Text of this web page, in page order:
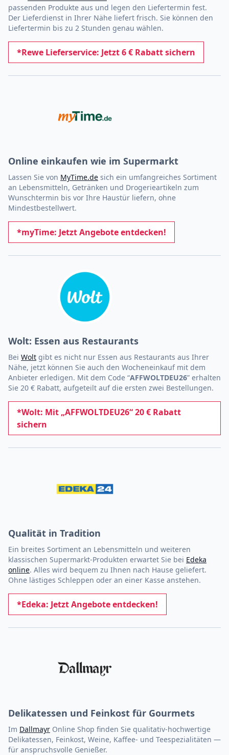
passenden Produkte aus und legen den Liefertermin fest.
Der Lieferdienst in Ihrer Nähe liefert frisch. Sie können den
Liefertermin bis zu 2 Stunden genau wählen.
*Rewe Lieferservice: Jetzt 6 € Rabatt sichern
Online einkaufen wie im Supermarkt
Lassen Sie von MyTime.de sich ein umfangreiches Sortiment
an Lebensmitteln, Getränken und Drogerieartikeln zum
Wunschtermin bis vor Ihre Haustür liefern, ohne
Mindestbestellwert.
*myTime: Jetzt Angebote entdecken!
Wolt: Essen aus Restaurants
Bei Wolt gibt es nicht nur Essen aus Restaurants aus Ihrer
Nähe, jetzt können Sie auch den Wocheneinkauf mit dem
Anbieter erledigen. Mit dem Code “AFFWOLTDEU26” erhalten
Sie 20 € Rabatt, aufgeteilt auf die ersten zwei Bestellungen.
*Wolt: Mit „AFFWOLTDEU26“ 20 € Rabatt
sichern
Qualität in Tradition
Ein breites Sortiment an Lebensmitteln und weiteren
klassischen Supermarkt-Produkten erwartet Sie bei Edeka
online. Alles wird bequem zu Ihnen nach Hause geliefert.
Ohne lästiges Schleppen oder an einer Kasse anstehen.
*Edeka: Jetzt Angebote entdecken!
Delikatessen und Feinkost für Gourmets
Im Dallmayr Online Shop finden Sie qualitativ-hochwertige
Delikatessen, Feinkost, Weine, Kaffee- und Teespezialitäten —
für anspruchsvolle Genießer.